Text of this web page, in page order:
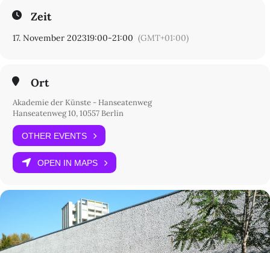
Zeit
17. November 202319:00-21:00 (GMT+01:00)
Ort
Akademie der Künste - Hanseatenweg
Hanseatenweg 10, 10557 Berlin
OTHER EVENTS
OPEN IN MAPS